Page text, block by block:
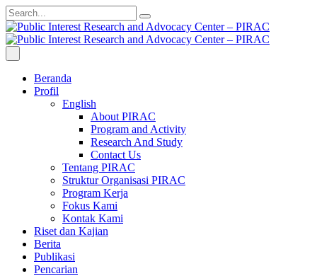
Beranda
Profil
English
About PIRAC
Program and Activity
Research And Study
Contact Us
Tentang PIRAC
Struktur Organisasi PIRAC
Program Kerja
Fokus Kami
Kontak Kami
Riset dan Kajian
Berita
Publikasi
Pencarian